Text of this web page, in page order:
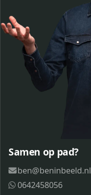
Samen op pad?
ben@beninbeeld.nl
0642458056